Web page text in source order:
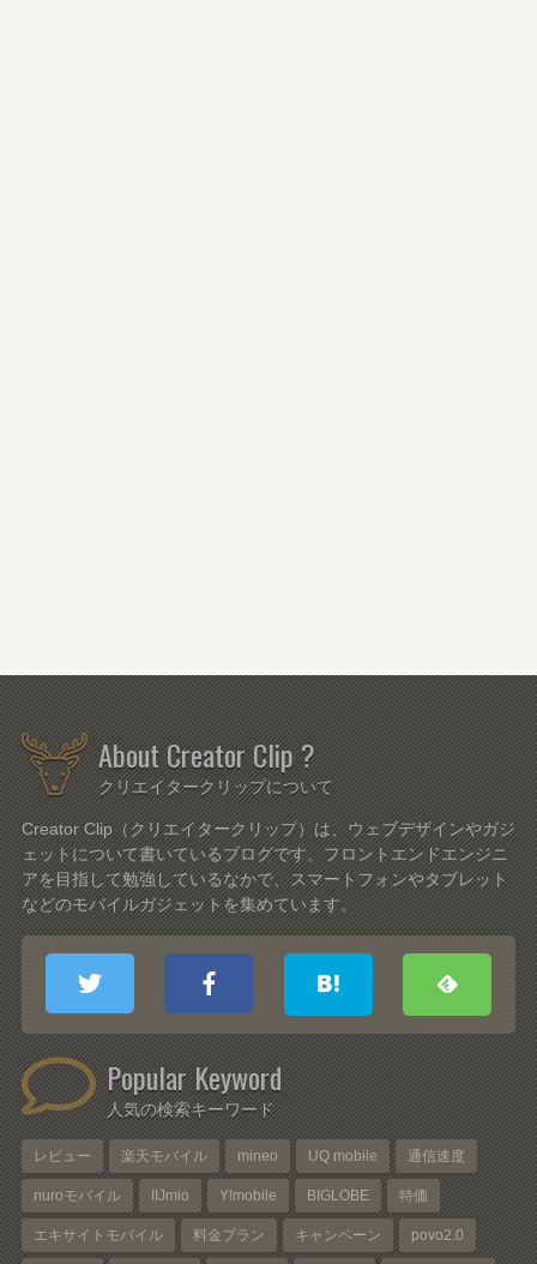
About Creator Clip ?
クリエイタークリップについて
Creator Clip（クリエイタークリップ）は、ウェブデザインやガジ
ェットについて書いているブログです。フロントエンドエンジニ
アを目指して勉強しているなかで、スマートフォンやタブレット
などのモバイルガジェットを集めています。
Popular Keyword
人気の検索キーワード
レビュー 楽天モバイル mineo UQ mobile 通信速度
nuroモバイル IIJmio Y!mobile BIGLOBE 特価
エキサイトモバイル 料金プラン キャンペーン povo2.0